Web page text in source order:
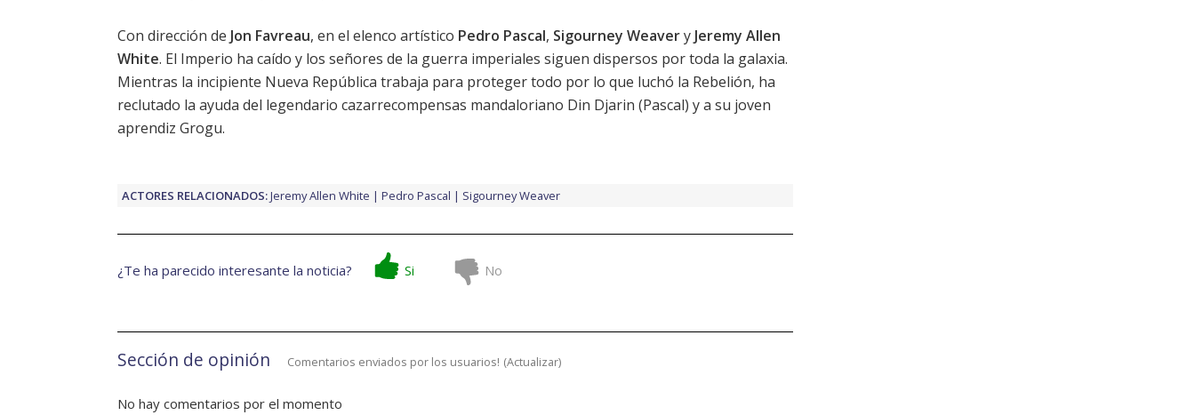
Con dirección de Jon Favreau, en el elenco artístico Pedro Pascal, Sigourney Weavery Jeremy Allen
White. El Imperio ha caído y los señores de la guerra imperiales siguen dispersos por toda la galaxia.
Mientras la incipiente Nueva República trabaja para proteger todo por lo que luchó la Rebelión, ha
reclutado la ayuda del legendario cazarrecompensas mandaloriano Din Djarin (Pascal) y a su joven
aprendiz Grogu.
ACTORES RELACIONADOS:Jeremy Allen White Pedro Pascal Sigourney Weaver
¿Te ha parecido interesante la noticia? Si No
Sección de opinión Comentarios enviados por los usuarios! (Actualizar)
No hay comentarios por el momento